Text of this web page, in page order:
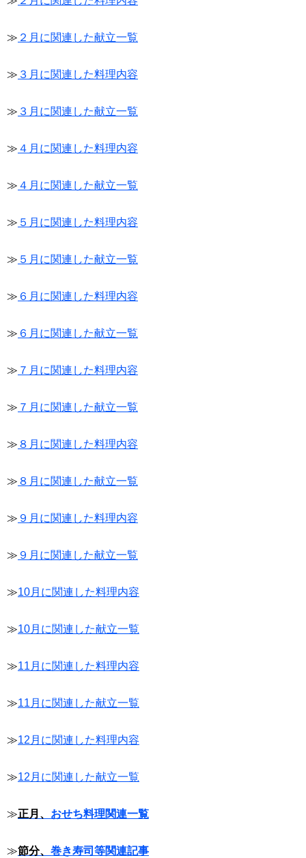
≫ ２月に関連した献立一覧
≫ ３月に関連した料理内容
≫ ３月に関連した献立一覧
≫ ４月に関連した料理内容
≫ ４月に関連した献立一覧
≫ ５月に関連した料理内容
≫ ５月に関連した献立一覧
≫ ６月に関連した料理内容
≫ ６月に関連した献立一覧
≫ ７月に関連した料理内容
≫ ７月に関連した献立一覧
≫ ８月に関連した料理内容
≫ ８月に関連した献立一覧
≫ ９月に関連した料理内容
≫ ９月に関連した献立一覧
≫10月に関連した料理内容
≫10月に関連した献立一覧
≫11月に関連した料理内容
≫11月に関連した献立一覧
≫12月に関連した料理内容
≫12月に関連した献立一覧
≫正月、 おせち料理関連一覧
≫節分、 巻き寿司等関連記事